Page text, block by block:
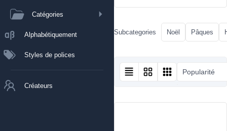
Catégories
Alphabétiquement
Styles de polices
Créateurs
Subcategories Noël Pâques
Popularité